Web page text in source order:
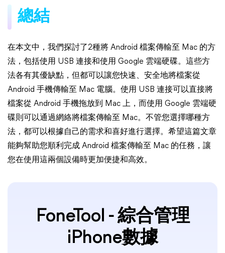
總結
在本文中，我們探討了2種將 Android 檔案傳輸至 Mac 的方
法，包括使用 USB 連接和使用 Google 雲端硬碟。這些方
法各有其優缺點，但都可以讓您快速、安全地將檔案從
Android 手機傳輸至 Mac 電腦。使用 USB 連接可以直接將
檔案從 Android 手機拖放到 Mac 上，而使用 Google 雲端硬
碟則可以通過網絡將檔案傳輸至 Mac。不管您選擇哪種方
法，都可以根據自己的需求和喜好進行選擇。希望這篇文章
能夠幫助您順利完成 Android 檔案傳輸至 Mac 的任務，讓
您在使用這兩個設備時更加便捷和高效。
FoneTool - 綜合管理
iPhone數據